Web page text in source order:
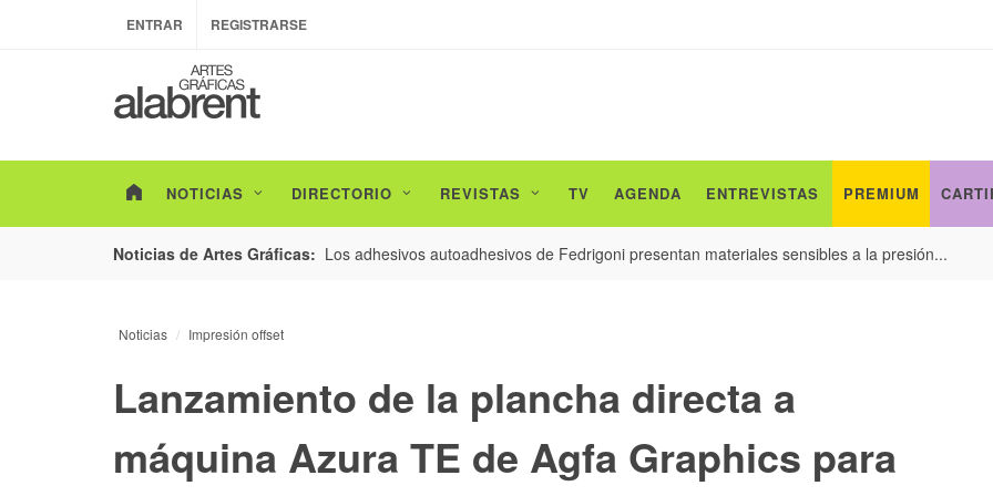
ENTRAR REGISTRARSE
NOTICIAS DIRECTORIO REVISTAS TV AGENDA ENTREVISTAS PREMIUM
Noticias de Artes Gráficas:
de envases con un nuevo estudio de Los adhesivos autoadhesivos de Fedrigoni presentan materiales sensibles a la presión...
Noticias Impresión offset
Lanzamiento de la plancha directa a
máquina Azura TE de Agfa Graphics para